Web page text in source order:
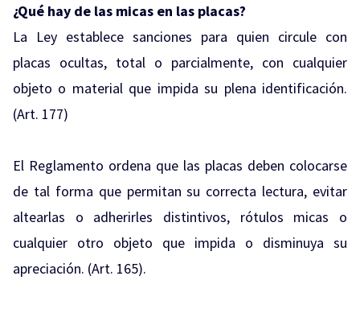
¿Qué hay de las micas en las placas?
La Ley establece sanciones para quien circule con
placas ocultas, total o parcialmente, con cualquier
objeto o material que impida su plena identificación.
(Art. 177)
El Reglamento ordena que las placas deben colocarse
de tal forma que permitan su correcta lectura, evitar
altearlas o adherirles distintivos, rótulos micas o
cualquier otro objeto que impida o disminuya su
apreciación. (Art. 165).